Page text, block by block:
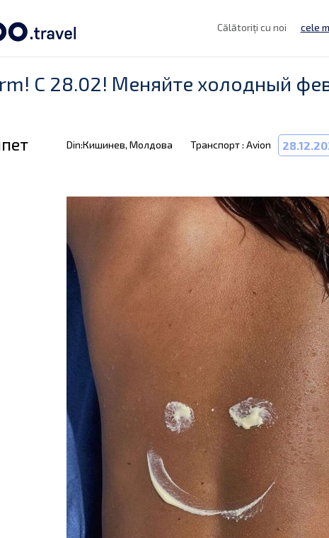
Călătoriți cu noi cele
C 28.02! Меняйте холодный
Din:Кишинев, Молдова Транспорт : Avion